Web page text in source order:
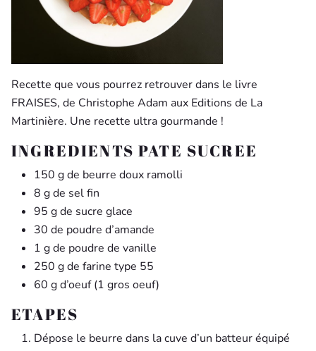
Recette que vous pourrez retrouver dans le livre
FRAISES, de Christophe Adam aux Editions de La
Martinière. Une recette ultra gourmande !
INGREDIENTS PATE SUCREE
150 g de beurre doux ramolli
8 g de sel fin
95 g de sucre glace
30 de poudre d’amande
1 g de poudre de vanille
250 g de farine type 55
60 g d’oeuf (1 gros oeuf)
ETAPES
Dépose le beurre dans la cuve d’un batteur équipé